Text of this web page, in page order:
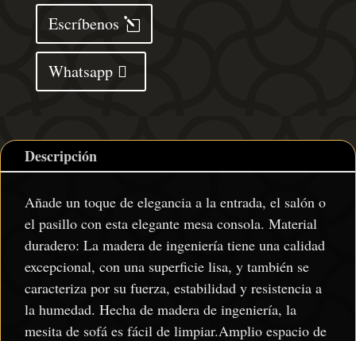
80x29x75
cm
cantidad
Escríbenos
Whatsapp
Descripción
Añade un toque de elegancia a la entrada, el salón o
el pasillo con esta elegante mesa consola. Material
duradero: La madera de ingeniería tiene una calidad
excepcional, con una superficie lisa, y también se
caracteriza por su fuerza, estabilidad y resistencia a
la humedad. Hecha de madera de ingeniería, la
mesita de sofá es fácil de limpiar.Amplio espacio de